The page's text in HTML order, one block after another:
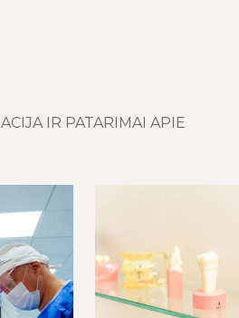
IR PATARIMAI APIE